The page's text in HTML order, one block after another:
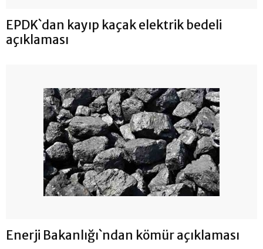
EPDK`dan kayıp kaçak elektrik bedeli
açıklaması
Enerji Bakanlığı`ndan kömür açıklaması